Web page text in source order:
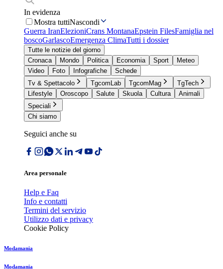
In evidenza
Mostra tuttiNascondi
Guerra IranElezioniCrans MontanaEpstein FilesFamiglia nel
boscoGarlascoEmergenza ClimaTutti i dossier
Tutte le notizie del giorno
Cronaca
Mondo Politica Economia Sport
Meteo
Video
Foto Infografiche
Schede
Tv & Spettacolo
TgcomLab TgcomMag
TgTech
Lifestyle
Oroscopo Salute Skuola Cultura
Animali
Speciali
Chi siamo
Seguici anche su
Area personale
Help e Faq
Info e contatti
Termini del servizio
Utilizzo dati e privacy
Cookie Policy
Modamania
Modamania